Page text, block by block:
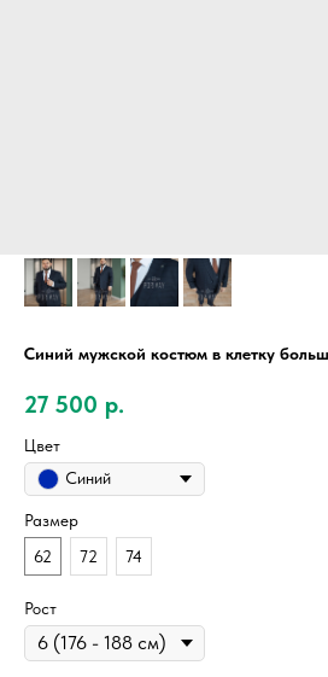
Синий мужской костюм в клетку
27 500 р.
Цвет
Синий
Размер
62
72 74
Рост